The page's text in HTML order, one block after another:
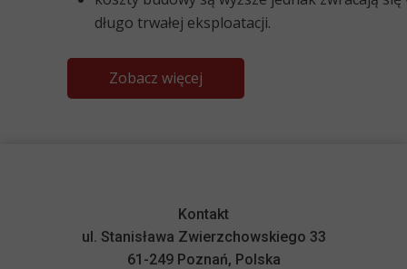
Zobacz więcej
długo trwałej eksploatacji.
Kontakt
ul. Stanisława Zwierzchowskiego 33
61-249 Poznań, Polska